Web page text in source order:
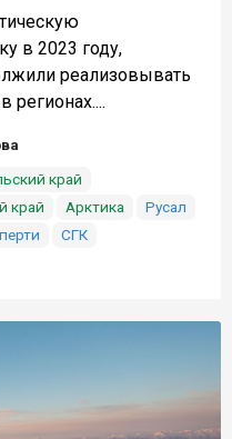
в 2023 году,
реализовывать
край
край Арктика
Русал
СГК